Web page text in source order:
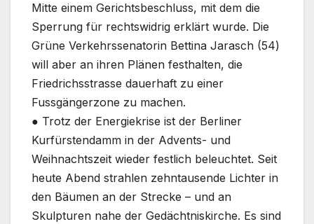
Mitte einem Gerichtsbeschluss, mit dem die
Sperrung für rechtswidrig erklärt wurde. Die
Grüne Verkehrssenatorin Bettina Jarasch (54)
will aber an ihren Plänen festhalten, die
Friedrichsstrasse dauerhaft zu einer
Fussgängerzone zu machen.
● Trotz der Energiekrise ist der Berliner
Kurfürstendamm in der Advents- und
Weihnachtszeit wieder festlich beleuchtet. Seit
heute Abend strahlen zehntausende Lichter in
den Bäumen an der Strecke – und an
Skulpturen nahe der Gedächtniskirche. Es sind